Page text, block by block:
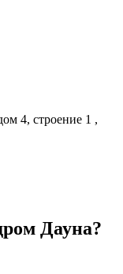
4, строение 1 ,
Дауна?